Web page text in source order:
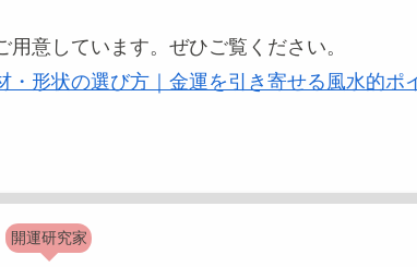
用意しています。ぜひご覧ください。
・形状の選び方｜金運を引き寄せる風水的ポ
開運研究家